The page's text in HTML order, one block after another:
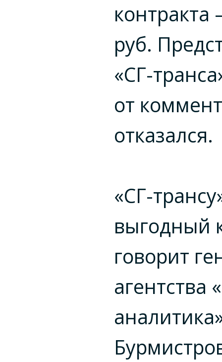
руб.
«СГ-
от
отказался.
«СГ-
выгодный
говорит
агентства